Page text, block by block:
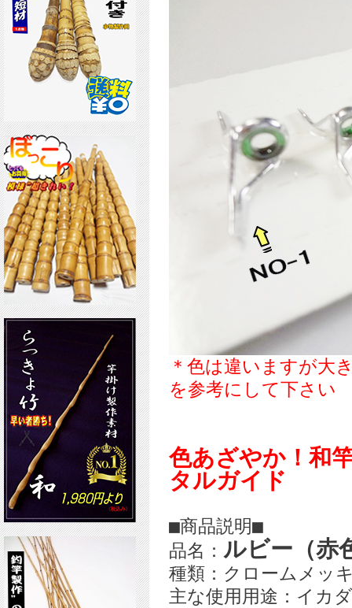
＊色は違いますが大
を参考にして下さい
色あざやか！和
タルガイド
■商品説明■
品名： ルビー（赤
種類：クロームメッ
主な使用用途：イカ